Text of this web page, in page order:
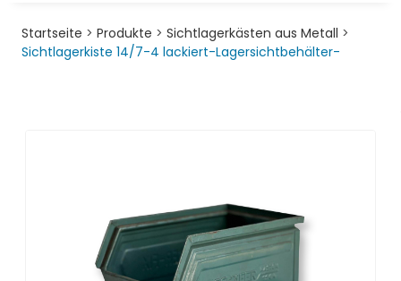
Startseite > Produkte > Sichtlagerkästen aus Metall >
Sichtlagerkiste 14/7-4 lackiert-Lagersichtbehälter-